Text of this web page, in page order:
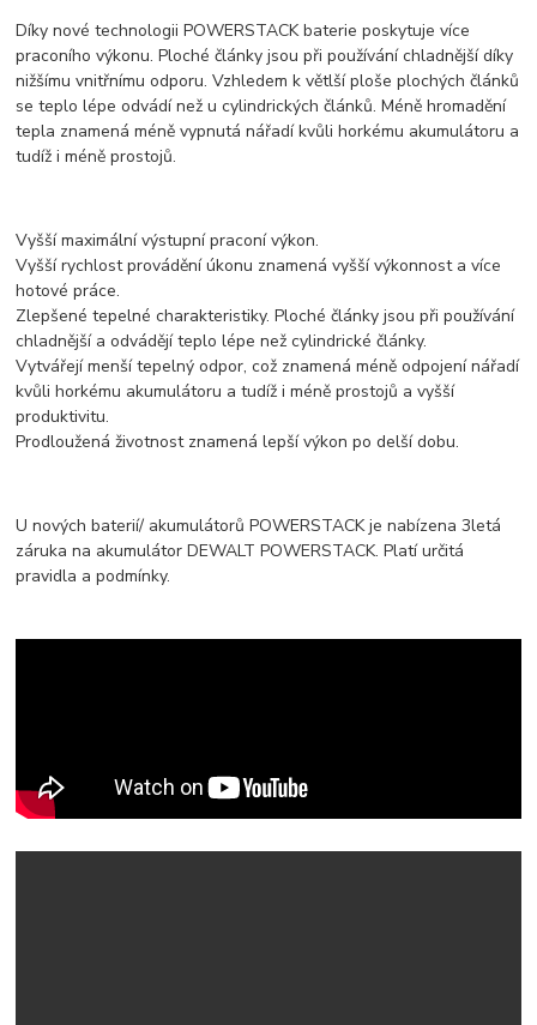
Díky nové technologii POWERSTACK baterie poskytuje více
praconího výkonu. Ploché články jsou při používání chladnější díky
nižšímu vnitřnímu odporu. Vzhledem k větlší ploše plochých článků
se teplo lépe odvádí než u cylindrických článků. Méně hromadění
tepla znamená méně vypnutá nářadí kvůli horkému akumulátoru a
tudíž i méně prostojů.
Vyšší maximální výstupní praconí výkon.
Vyšší rychlost provádění úkonu znamená vyšší výkonnost a více
hotové práce.
Zlepšené tepelné charakteristiky. Ploché články jsou při používání
chladnější a odvádějí teplo lépe než cylindrické články.
Vytvářejí menší tepelný odpor, což znamená méně odpojení nářadí
kvůli horkému akumulátoru a tudíž i méně prostojů a vyšší
produktivitu.
Prodloužená životnost znamená lepší výkon po delší dobu.
U nových baterií/ akumulátorů POWERSTACK je nabízena 3letá
záruka na akumulátor DEWALT POWERSTACK. Platí určitá
pravidla a podmínky.